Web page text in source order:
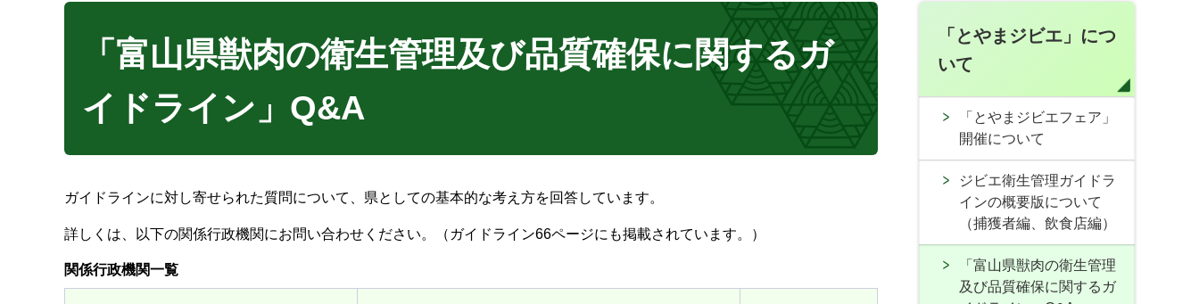
「富山県獣肉の衛生管理及び品質確保に関するガ
イドライン」Q&A
ガイドラインに対し寄せられた質問について、県としての基本的な考え方を回答しています。
詳しくは、以下の関係行政機関にお問い合わせください。（ガイドライン66ページにも掲載されています。）
関係行政機関一覧
「とやまジビエ」につ
いて
「とやまジビエフェア」
開催について
ジビエ衛生管理ガイドラ
インの概要版について
（捕獲者編、飲食店編）
「富山県獣肉の衛生管理
及び品質確保に関するガ